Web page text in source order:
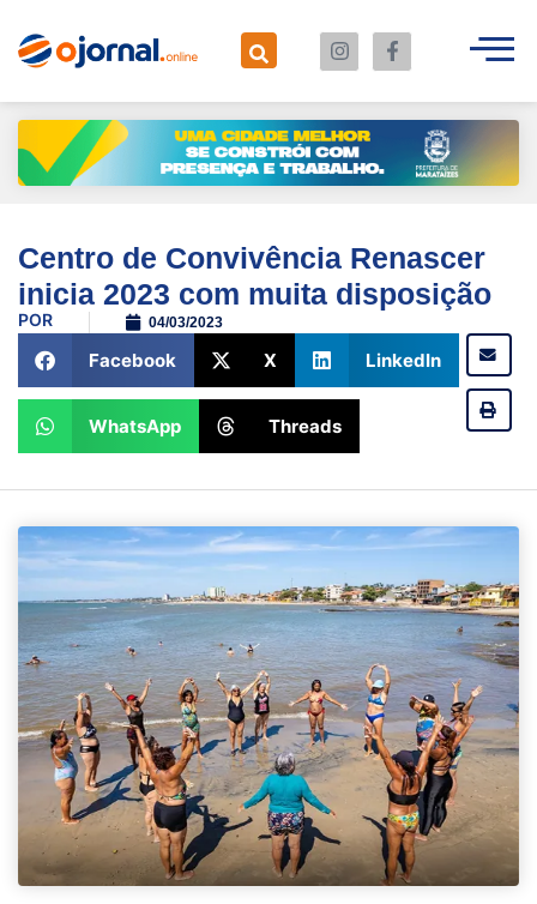
Centro de Convivência Renascer
inicia 2023 com muita disposição
POR 04/03/2023
Facebook X LinkedIn
WhatsApp Threads